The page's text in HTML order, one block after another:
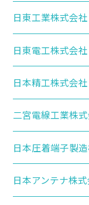
日東工業株式会社
日東電工株式会社
日本精工株式会社
二宮電線工業株
日本圧着端子製
日本アンテナ株